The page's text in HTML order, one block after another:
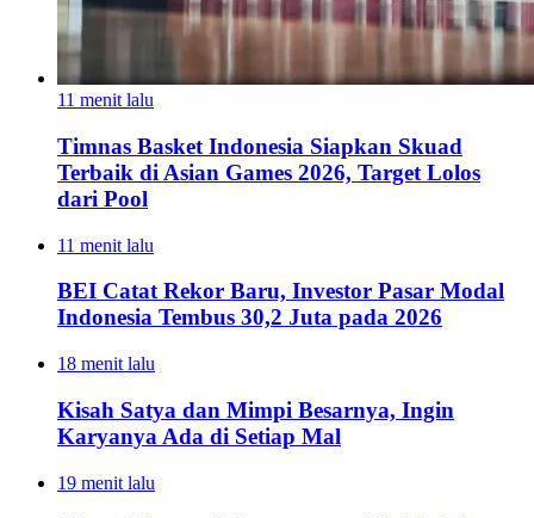
11 menit lalu
Timnas Basket Indonesia Siapkan Skuad
Terbaik di Asian Games 2026, Target Lolos
dari Pool
11 menit lalu
BEI Catat Rekor Baru, Investor Pasar Modal
Indonesia Tembus 30,2 Juta pada 2026
18 menit lalu
Kisah Satya dan Mimpi Besarnya, Ingin
Karyanya Ada di Setiap Mal
19 menit lalu